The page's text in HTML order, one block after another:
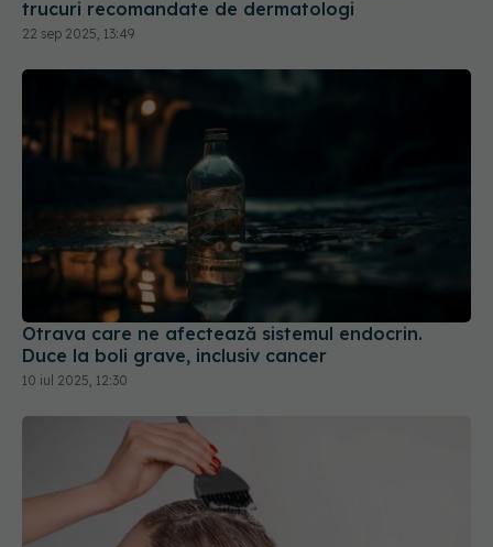
Otrava care ne afectează sistemul endocrin.
Duce la boli grave, inclusiv cancer
10 iul 2025, 12:30